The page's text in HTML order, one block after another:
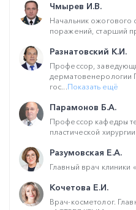
Чмырев И.В.
Начальник ожогового
поражений, старший
Разнатовский К.И.
Профессор,
гос...Показать ещё
Парамонов Б.А.
Профессор кафедры
пластической
Разумовская Е.А.
Главный врач клиники
Кочетова Е.И.
Врач-косметолог.